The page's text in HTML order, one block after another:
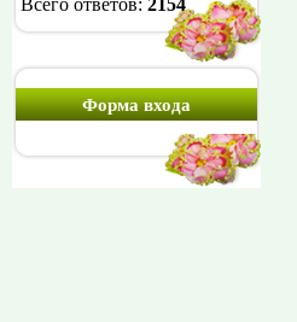
Всего ответов: 2154
Форма входа